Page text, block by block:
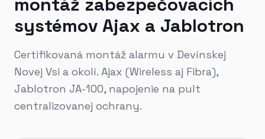
systémov Ajax a Jablotron
Certifikovaná montáž alarmu v Devínskej
Novej Vsi a okolí. Ajax (Wireless aj Fibra),
Jablotron JA-100, napojenie na pult
centralizovanej ochrany.